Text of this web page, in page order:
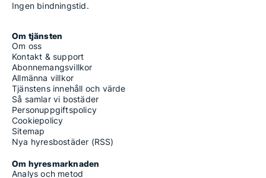
Ingen bindningstid.
Om tjänsten
Om oss
Kontakt & support
Abonnemangsvillkor
Allmänna villkor
Tjänstens innehåll och värde
Så samlar vi bostäder
Personuppgiftspolicy
Cookiepolicy
Sitemap
Nya hyresbostäder (RSS)
Om hyresmarknaden
Analys och metod